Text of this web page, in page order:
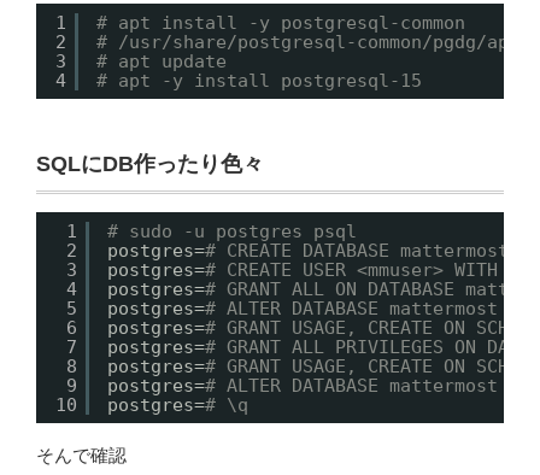
1
2
3
4
# apt install -y postgresql-common
# /usr/share/postgresql-common/pgdg/
# apt update
# apt -y install postgresql-15
SQLにDB作ったり色々
1
2
3
4
5
6
7
8
9
10
# sudo -u postgres psql
postgres=# CREATE DATABASE mattermost;
postgres=# CREATE USER <mmuser> WITH
postgres=# GRANT ALL ON DATABASE
postgres=# ALTER DATABASE mattermost
postgres=# GRANT USAGE, CREATE ON
postgres=# GRANT ALL PRIVILEGES ON
postgres=# GRANT USAGE, CREATE ON
postgres=# ALTER DATABASE mattermost
postgres=# \q
そんで確認